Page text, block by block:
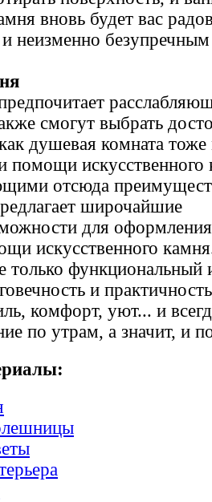
вновь будет вас
неизменно безупречным
смогут выбрать
душевая комната
помощи искусственного
отсюда
широчайшие
для
искусственного
функциональный
и
комфорт, уют... и
по утрам, а значит, и